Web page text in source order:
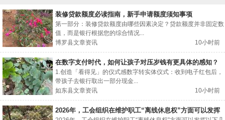
装修贷款额度必读指南，新手申请额度须知事项
第一部分：装修贷款额度由哪些因素决定？贷款额度并非固定数
值，而是银行根据您的综合情况...
博罗县文章资讯
10小时前
在数字支付时代，如何让孩子对压岁钱有更具体的感知？
1.创造「看得见」的仪式感数字转实体仪式：收到电子红包后，
带孩子去银行取出一部分现金...
如东县文章资讯
10小时前
2026年，工会组织在维护职工“离线休息权”方面可以发挥